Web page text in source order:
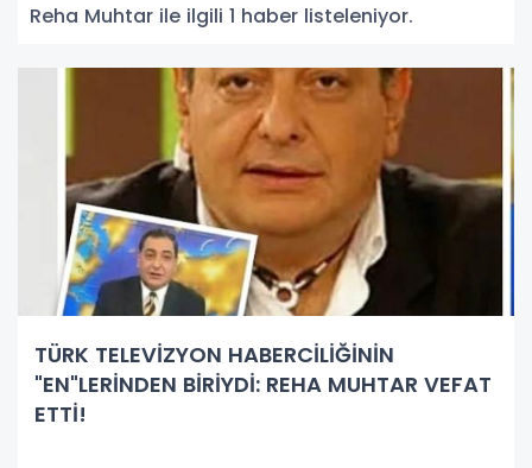
Reha Muhtar ile ilgili 1 haber listeleniyor.
TÜRK TELEVİZYON HABERCİLİĞİNİN
"EN"LERİNDEN BİRİYDİ: REHA MUHTAR VEFAT
ETTİ!